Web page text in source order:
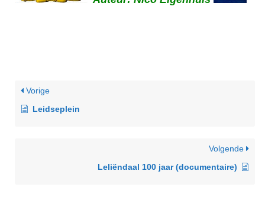
Vorige
Leidseplein
Volgende
Leliëndaal 100 jaar (documentaire)